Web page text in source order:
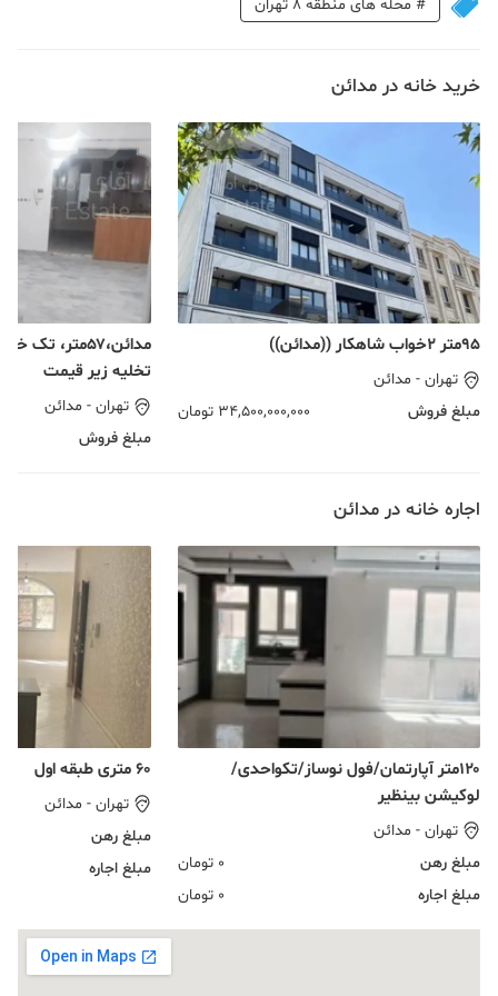
# محله های منطقه 8 تهران
خرید خانه در مدائن
۹۵متر ۲خواب شاهکار ((مدائن))
تهران - مدائن
مبلغ فروش
34,500,000,000 تومان
مدائن،۵۷متر،
تخلیه زیر قیمت
تهران - مدائن
مبلغ فروش
اجاره خانه در مدائن
۱۲۰متر آپارتمان/فول نوساز/تکواحدی/
لوکیشن بینظیر
تهران - مدائن
مبلغ رهن
0 تومان
مبلغ اجاره
0 تومان
۶۰ متری طبقه اول
تهران - مدائن
مبلغ رهن
مبلغ اجاره